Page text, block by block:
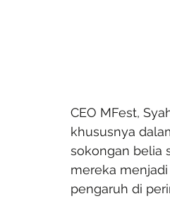
CEO MFest,
khususnya
sokongan belia
mereka
pengaruh di